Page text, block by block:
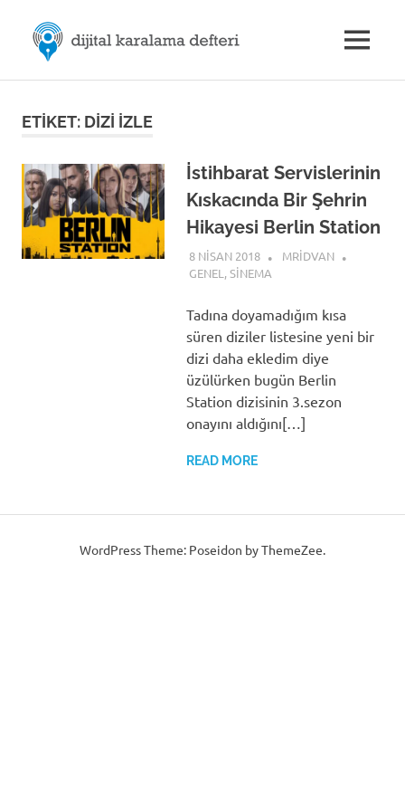
content
M.Rıdvan
ÖZDEMİR
Dijital
İletişim
MENU
ETIKET: DIZI IZLE
İstihbarat Servislerinin
Kıskacında Bir Şehrin
Hikayesi Berlin Station
8 NISAN 2018
MRIDVAN
GENEL ,SINEMA
Tadına doyamadığım kısa
süren diziler listesine yeni bir
dizi daha ekledim diye
üzülürken bugün Berlin
Station dizisinin 3.sezon
onayını aldığını[…]
READ MORE
WordPress Theme: Poseidon by ThemeZee.